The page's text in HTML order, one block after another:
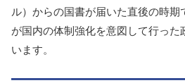
ル）からの国書が届いた直後の時
が国内の体制強化を意図して行った
います。